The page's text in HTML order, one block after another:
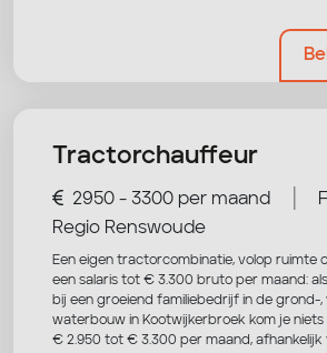
Tractorchauffeur
2950 - 3300 per maand
Regio Renswoude
Een eigen tractorcombinatie, volop ruimte
een salaris tot € 3.300 bruto per maand:
bij een groeiend familiebedrijf in de grond-,
waterbouw in Kootwijkerbroek kom je
€ 2.950 tot € 3.300 per maand, afhankelijk